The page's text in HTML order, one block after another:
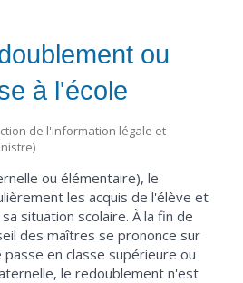
ou
à l'école
de l'information légale et
ou élémentaire), le
les acquis de l'élève et
situation scolaire. À la fin de
des maîtres se prononce sur
en classe supérieure ou
le redoublement n'est